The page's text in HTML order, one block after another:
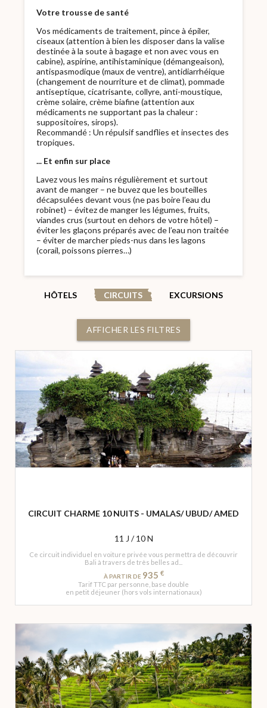
Votre trousse de santé
Vos médicaments de traitement, pince à épiler,
ciseaux (attention à bien les disposer dans la valise
destinée à la soute à bagage et non avec vous en
cabine), aspirine, antihistaminique (démangeaison),
antispasmodique (maux de ventre), antidiarrhéique
(changement de nourriture et de climat), pommade
antiseptique, cicatrisante, collyre, anti-moustique,
crème solaire, crème biafine (attention aux
médicaments ne supportant pas la chaleur :
suppositoires, sirops).
Recommandé : Un répulsif sandflies et insectes des
tropiques.
... Et enfin sur place
Lavez vous les mains régulièrement et surtout
avant de manger – ne buvez que les bouteilles
décapsulées devant vous (ne pas boire l’eau du
robinet) – évitez de manger les légumes, fruits,
viandes crus (surtout en dehors de votre hôtel) –
éviter les glaçons préparés avec de l’eau non traitée
– éviter de marcher pieds-nus dans les lagons
(corail, poissons pierres…)
HÔTELS CIRCUITS EXCURSIONS
AFFICHER LES FILTRES
CIRCUIT CHARME 10 NUITS - UMALAS/ UBUD/ AMED
11 J / 10 N
Ce circuit individuel en voiture privée vous permettra de découvrir
Bali à travers de très belles ad...
À PARTIR DE 935 €
Tarif TTC par personne, base double
en petit déjeuner (hors vols internationaux)